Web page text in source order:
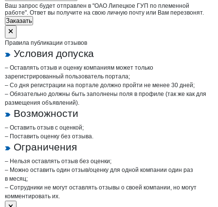
Ваш запрос будет отправлен в "ОАО Липецкое ГУП по племенной
работе". Ответ вы получите на свою личную почту или Вам перезвонят.
Заказать
Правила публикации отзывов
Условия допуска
– Оставлять отзыв и оценку компаниям может только
зарегистрированный пользователь портала;
– Со дня регистрации на портале должно пройти не менее 30 дней;
– Обязательно должны быть заполнены поля в профиле (так же как для
размещения объявлений).
Возможности
– Оставить отзыв с оценкой;
– Поставить оценку без отзыва.
Ограничения
– Нельзя оставлять отзыв без оценки;
– Можно оставить один отзыв/оценку для одной компании один раз
в месяц;
– Сотрудники не могут оставлять отзывы о своей компании, но могут
комментировать их.